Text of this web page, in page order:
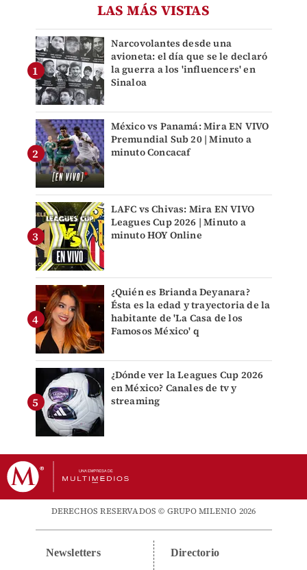
LAS MÁS VISTAS
Narcovolantes desde una
avioneta: el día que se le declaró
la guerra a los 'influencers' en
Sinaloa
México vs Panamá: Mira EN VIVO
Premundial Sub 20 | Minuto a
minuto Concacaf
LAFC vs Chivas: Mira EN VIVO
Leagues Cup 2026 | Minuto a
minuto HOY Online
¿Quién es Brianda Deyanara?
Ésta es la edad y trayectoria de la
habitante de 'La Casa de los
Famosos México' q
¿Dónde ver la Leagues Cup 2026
en México? Canales de tv y
streaming
DERECHOS RESERVADOS © GRUPO MILENIO 2026
Newsletters Directorio